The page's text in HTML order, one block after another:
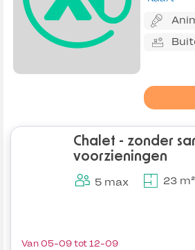
Chalet - zonder
voorzieningen
5 max 23 m²
Van 05-09 tot 12-09